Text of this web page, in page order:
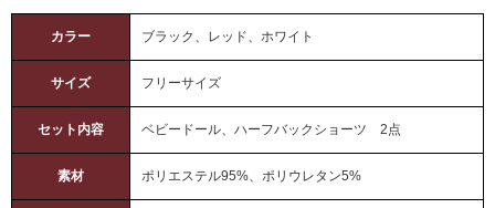
カラー ブラック、レッド、ホワイト
サイズ フリーサイズ
セット内容 ベビードール、ハーフバックショーツ 2点
素材 ポリエステル95%、ポリウレタン5%